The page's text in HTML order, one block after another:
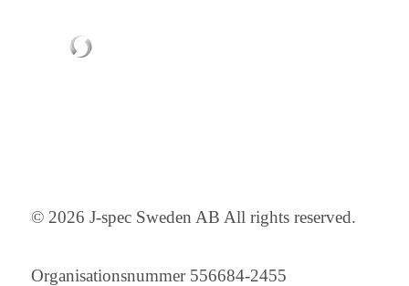
© 2026 J-spec Sweden AB All rights reserved.
Organisationsnummer 556684-2455